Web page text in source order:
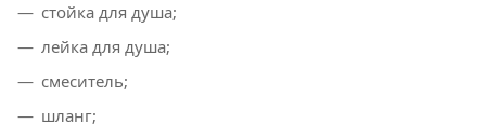
стойка для душа;
лейка для душа;
смеситель;
шланг;